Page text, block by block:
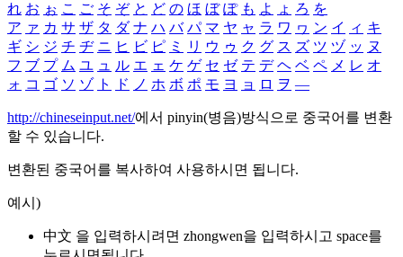
れ お ぉ こ ご そ ぞ と ど の ほ ぼ ぽ も よ ょ ろ を
ア ァ カ サ ザ タ ダ ナ ハ バ パ マ ヤ ャ ラ ワ ヮ ン イ ィ キ
ギ シ ジ チ ヂ ニ ヒ ビ ピ ミ リ ウ ゥ ク グ ス ズ ツ ヅ ッ ヌ
フ ブ プ ム ユ ュ ル エ ェ ケ ゲ セ ゼ テ デ ヘ ベ ペ メ レ オ
ォ コ ゴ ソ ゾ ト ド ノ ホ ボ ポ モ ヨ ョ ロ ヲ ―
http://chineseinput.net/에서 pinyin(병음)방식으로 중국어를 변환
할 수 있습니다.
변환된 중국어를 복사하여 사용하시면 됩니다.
예시)
中文 을 입력하시려면 zhongwen을 입력하시고 space를